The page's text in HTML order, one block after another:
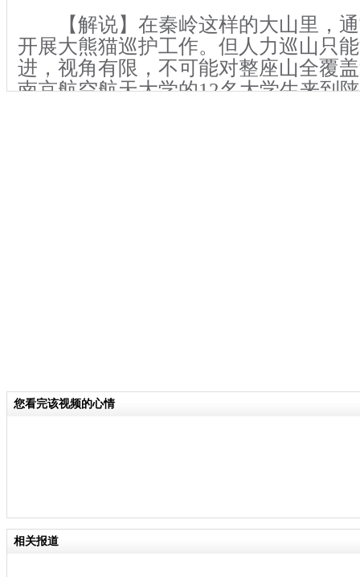
【解说】在秦岭这样的大山里，通
开展大熊猫巡护工作。但人力巡山只
进，视角有限，不可能对整座山全覆
南京航空航天大学的12名大学生来到
您看完该视频的心情
相关报道